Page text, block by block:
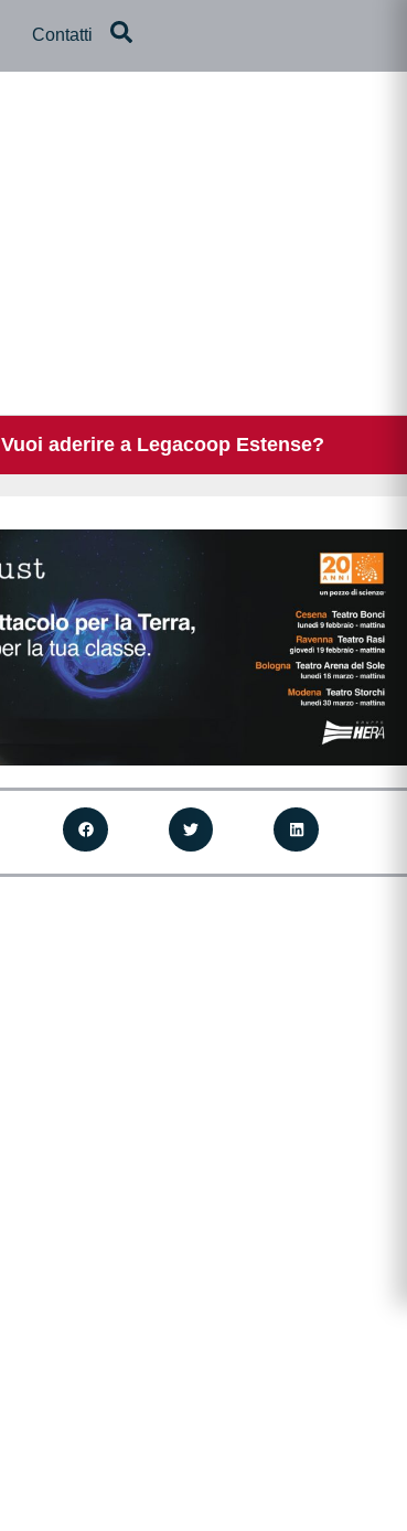
Contatti
Vuoi aderire a Legacoop Estense?